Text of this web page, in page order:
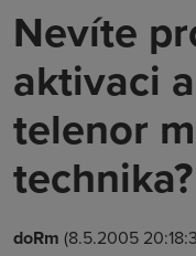
Nevíte
aktivaci
telenor
technika?
doRm (8.5.2005